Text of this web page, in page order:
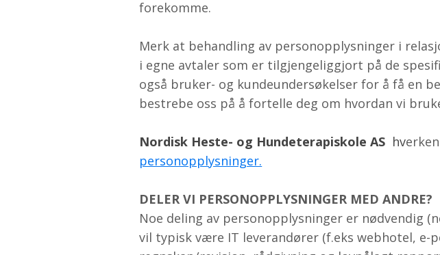
forekomme.
Merk at behandling av personopplysninger i
i egne avtaler som er tilgjengeliggjort på de
også bruker- og kundeundersøkelser for å få en
bestrebe oss på å fortelle deg om hvordan vi
Nordisk Heste- og Hundeterapiskole AS hv
personopplysninger.
DELER VI PERSONOPPLYSNINGER MED ANDRE?
Noe deling av personopplysninger er nødvendig
vil typisk være IT leverandører (f.eks webhotel,